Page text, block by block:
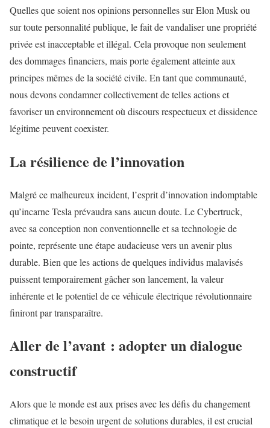
Quelles que soient nos opinions personnelles sur Elon Musk ou
sur toute personnalité publique, le fait de vandaliser une propriété
privée est inacceptable et illégal. Cela provoque non seulement
des dommages financiers, mais porte également atteinte aux
principes mêmes de la société civile. En tant que communauté,
nous devons condamner collectivement de telles actions et
favoriser un environnement où discours respectueux et dissidence
légitime peuvent coexister.
La résilience de l’innovation
Malgré ce malheureux incident, l’esprit d’innovation indomptable
qu’incarne Tesla prévaudra sans aucun doute. Le Cybertruck,
avec sa conception non conventionnelle et sa technologie de
pointe, représente une étape audacieuse vers un avenir plus
durable. Bien que les actions de quelques individus malavisés
puissent temporairement gâcher son lancement, la valeur
inhérente et le potentiel de ce véhicule électrique révolutionnaire
finiront par transparaître.
Aller de l’avant : adopter un dialogue
constructif
Alors que le monde est aux prises avec les défis du changement
climatique et le besoin urgent de solutions durables, il est crucial